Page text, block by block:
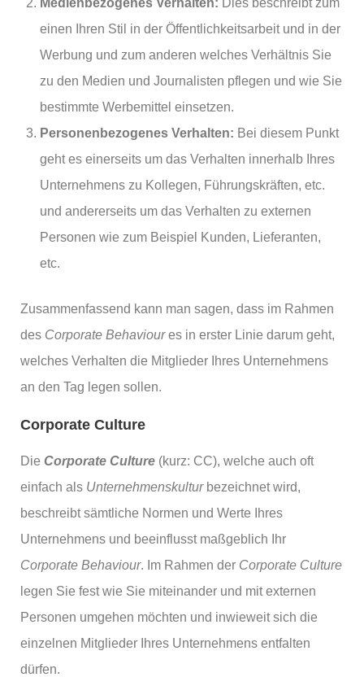
Medienbezogenes Verhalten: Dies beschreibt zum
einen Ihren Stil in der Öffentlichkeitsarbeit und in der
Werbung und zum anderen welches Verhältnis Sie
zu den Medien und Journalisten pflegen und wie Sie
bestimmte Werbemittel einsetzen.
Personenbezogenes Verhalten: Bei diesem Punkt
geht es einerseits um das Verhalten innerhalb Ihres
Unternehmens zu Kollegen, Führungskräften, etc.
und andererseits um das Verhalten zu externen
Personen wie zum Beispiel Kunden, Lieferanten,
etc.
Zusammenfassend kann man sagen, dass im Rahmen
des Corporate Behavioures in erster Linie darum geht,
welches Verhalten die Mitglieder Ihres Unternehmens
an den Tag legen sollen.
Corporate Culture
Die Corporate Culture (kurz: CC), welche auch oft
einfach als Unternehmenskulturbezeichnet wird,
beschreibt sämtliche Normen und Werte Ihres
Unternehmens und beeinflusst maßgeblich Ihr
Corporate Behaviour. Im Rahmen der Corporate Culture
legen Sie fest wie Sie miteinander und mit externen
Personen umgehen möchten und inwieweit sich die
einzelnen Mitglieder Ihres Unternehmens entfalten
dürfen.